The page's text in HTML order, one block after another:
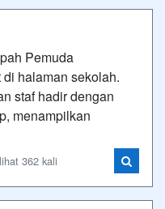
Pemuda
halaman sekolah.
staf hadir dengan
menampilkan
362 kali